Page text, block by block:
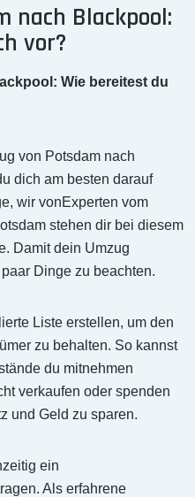
nach Blackpool:
vor?
Wie bereitest du
von Potsdam nach
dich am besten darauf
wir vonExperten vom
stehen dir bei diesem
Damit dein Umzug
Dinge zu beachten.
Liste erstellen, um den
zu behalten. So kannst
du mitnehmen
verkaufen oder spenden
und Geld zu sparen.
ein
Als erfahrene